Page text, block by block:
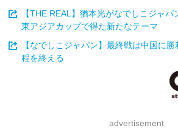
【THE REAL】猶本光がなでしこジャ
東アジアカップで得た新たなテーマ
【なでしこジャパン】最終戦は中国に
程を終える
advertisement